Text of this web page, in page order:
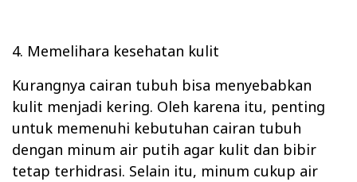
4. Memelihara kesehatan kulit
Kurangnya cairan tubuh bisa menyebabkan
kulit menjadi kering. Oleh karena itu, penting
untuk memenuhi kebutuhan cairan tubuh
dengan minum air putih agar kulit dan bibir
tetap terhidrasi. Selain itu, minum cukup air